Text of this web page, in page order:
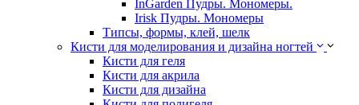
InGarden Пудры. Мономеры.
Irisk Пудры. Мономеры
Типсы, формы, клей, шелк
Кисти для моделирования и дизайна ногтей
Кисти для геля
Кисти для акрила
Кисти для дизайна